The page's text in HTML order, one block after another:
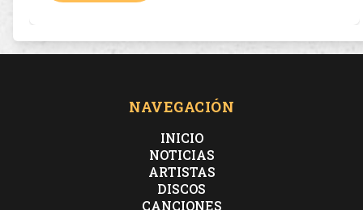
NAVEGACIÓN
INICIO
NOTICIAS
ARTISTAS
DISCOS
CANCIONES